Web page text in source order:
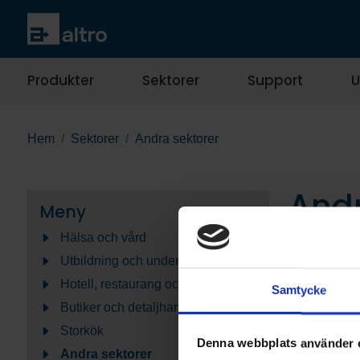
Samtycke
Denna webbplats använder
Produkter Sektorer Support
Hem Sektorer Andra sektorer
Meny
Hälsa och vård
Utbildning och undervisning
Hotell, restaurang och kafé
Butiker och detaljhandel
Storkök
Andra sektorer
Vi
sektorer,